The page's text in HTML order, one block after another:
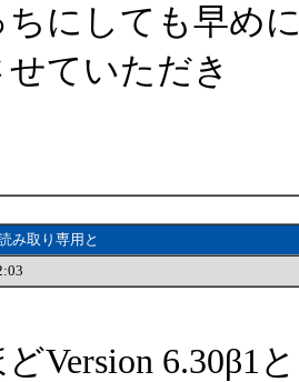
にしても早め
ていただき
み取り専用と
Version 6.30β1